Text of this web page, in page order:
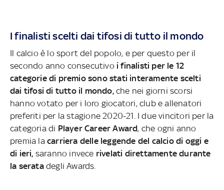
I finalisti scelti dai tifosi di tutto il mondo
Il calcio è lo sport del popolo, e per questo per il
secondo anno consecutivo i finalisti per le 12
categorie di premio sono stati interamente scelti
dai tifosi di tutto il mondo,che nei giorni scorsi
hanno votato per i loro giocatori, club e allenatori
preferiti per la stagione 2020-21. I due vincitori per la
categoria di Player Career Award, che ogni anno
premia la carriera delle leggende del calcio di oggi e
di ieri, saranno invece rivelati direttamente durante
la seratadegli Awards.